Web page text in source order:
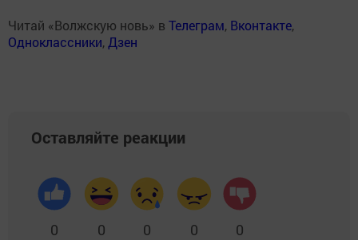
Читай «Волжскую новь» в Телеграм, Вконтакте,
Одноклассники, Дзен
Оставляйте реакции
0 0 0 0 0